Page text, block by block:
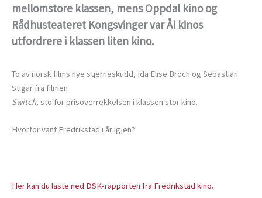
mellomstore klassen, mens Oppdal kino og
Rådhusteateret Kongsvinger var Ål kinos
utfordrere i klassen liten kino.
To av norsk films nye stjerneskudd, Ida Elise Broch og Sebastian
Stigar fra filmen
Switch, sto for prisoverrekkelsen i klassen stor kino.
Hvorfor vant Fredrikstad i år igjen?
Her kan du laste ned DSK-rapporten fra Fredrikstad kino.